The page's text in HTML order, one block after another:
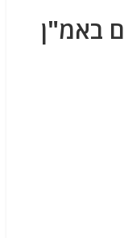
באמ"ן